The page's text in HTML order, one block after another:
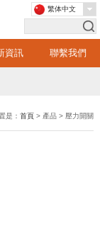
資訊 聯繫我們
繁体中文
是：首頁 > 產品 > 壓力開關